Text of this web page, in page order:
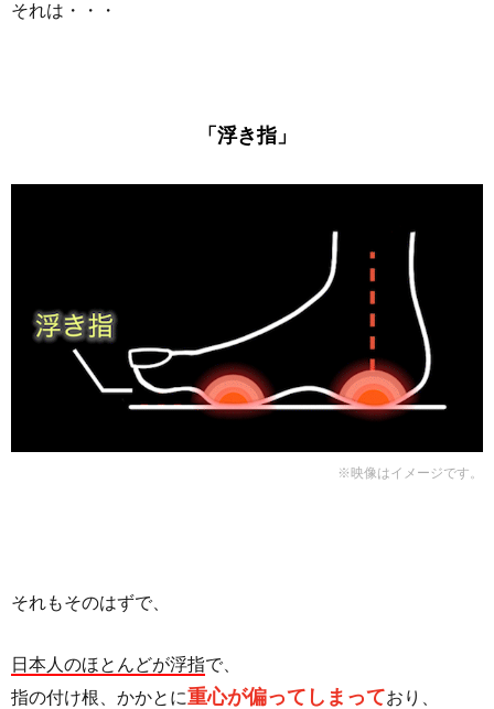
それは・・・
「浮き指」
※映像はイメージです。
それもそのはずで、
日本人のほとんどが浮指で、
指の付け根、かかとに重心が偏ってしまっており、